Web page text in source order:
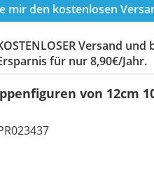
mir den kostenlosen
Versand und
für nur 8,90€/Jahr.
von 12cm